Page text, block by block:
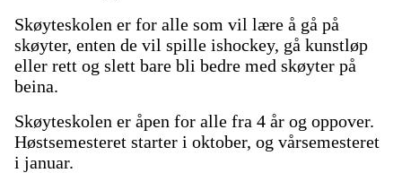
Skøyteskolen er for alle som vil lære å gå på
skøyter, enten de vil spille ishockey, gå kunstløp
eller rett og slett bare bli bedre med skøyter på
beina.
Skøyteskolen er åpen for alle fra 4 år og oppover.
Høstsemesteret starter i oktober, og vårsemesteret
i januar.